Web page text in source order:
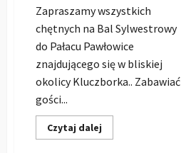
Zapraszamy wszystkich
chętnych na Bal Sylwestrowy
do Pałacu Pawłowice
znajdującego się w bliskiej
okolicy Kluczborka.. Zabawiać
gości...
Czytaj dalej
się